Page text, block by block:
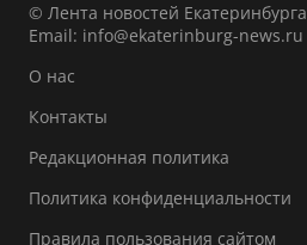
© Лента новостей Екатеринбурга
Email: info@ekaterinburg-news.ru
О нас
Контакты
Редакционная политика
Политика конфиденциальности
Правила пользования сайтом